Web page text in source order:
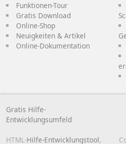
Funktionen-Tour
Gratis Download
Online-Shop
Neuigkeiten & Artikel
Online-Dokumentation
Gratis Hilfe-
Entwicklungsumfeld
HTML-Hilfe-Entwicklungstool,